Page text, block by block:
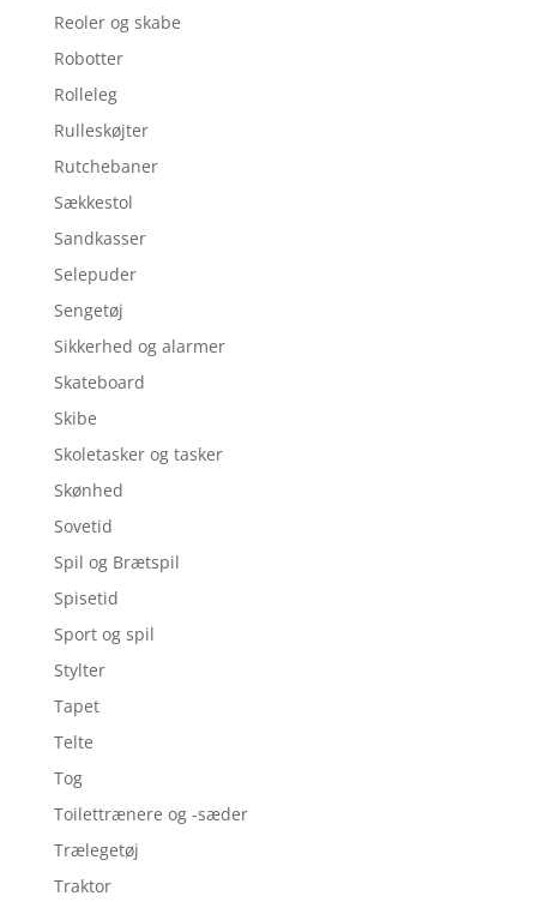
Reoler og skabe
Robotter
Rolleleg
Rulleskøjter
Rutchebaner
Sækkestol
Sandkasser
Selepuder
Sengetøj
Sikkerhed og alarmer
Skateboard
Skibe
Skoletasker og tasker
Skønhed
Sovetid
Spil og Brætspil
Spisetid
Sport og spil
Stylter
Tapet
Telte
Tog
Toilettrænere og -sæder
Trælegetøj
Traktor